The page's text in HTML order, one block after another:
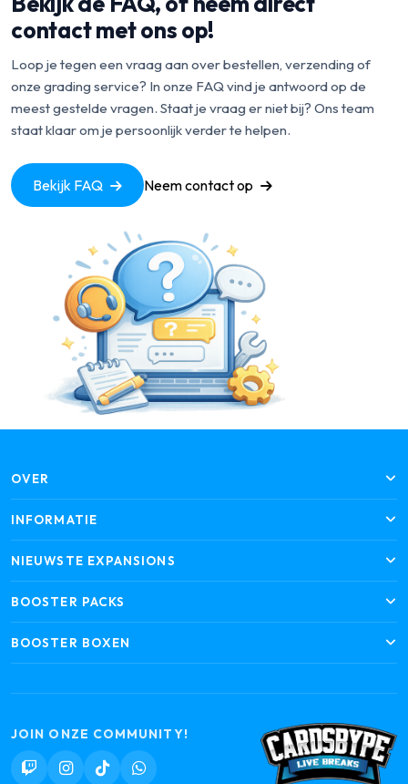
contact met ons op!
Loop je tegen een vraag aan over bestellen, verzending of
onze grading service? In onze FAQ vind je antwoord op de
meest gestelde vragen. Staat je vraag er niet bij? Ons team
staat klaar om je persoonlijk verder te helpen.
Bekijk FAQ Neem contact op
OVER
INFORMATIE
NIEUWSTE EXPANSIONS
BOOSTER PACKS
BOOSTER BOXEN
JOIN ONZE COMMUNITY!